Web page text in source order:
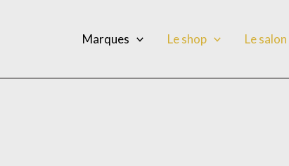
Marques Le shop Le salon